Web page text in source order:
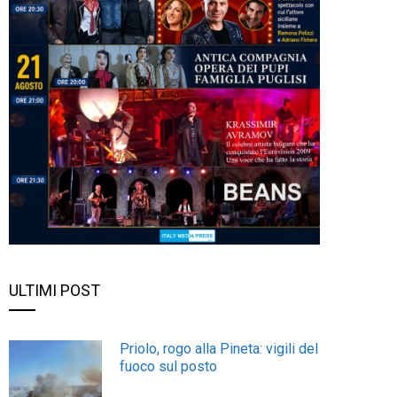
ULTIMI POST
Priolo, rogo alla Pineta: vigili del
fuoco sul posto